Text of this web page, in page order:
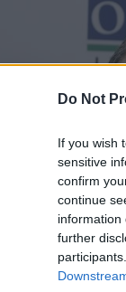
Do Not
If you wish
sensitive
confirm
continue
information
further